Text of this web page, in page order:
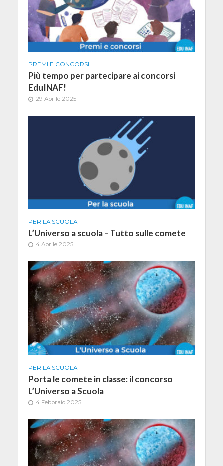
PREMI E CONCORSI
Più tempo per partecipare ai concorsi
EduINAF!
29 Aprile 2025
PER LA SCUOLA
L’Universo a scuola – Tutto sulle comete
4 Aprile 2025
PER LA SCUOLA
Porta le comete in classe: il concorso
L’Universo a Scuola
4 Febbraio 2025